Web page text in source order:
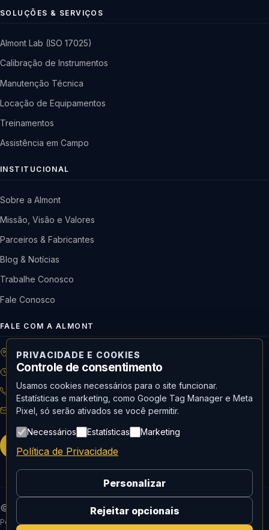
SOLUÇÕES & SERVIÇOS
Almont Lab (ISO 17025)
Calibração de Instrumentos
Manutenção Técnica
Locação de Equipamentos
Treinamentos
Assistência em Campo
INSTITUCIONAL
Sobre a Almont
Missão, Visão e Valores
Parceiros & Fabricantes
Blog & Notícias
Trabalhe Conosco
Fale Conosco
FALE COM A ALMONT
R: Horácio de Castilho, 284 Vila Maria | São Paulo-SP
08h às 18h | Seg. a Qui. | 08h às 17h | Sex.
11 3488-9300 RECEPÇÃO
recepcao@almont.com.br
Solicitar orçamento
© 2026 Almont do Brasil — Todos os direitos reservados.
Política de Privacidade
PRIVACIDADE E COOKIES
Controle de consentimento
Usamos cookies necessários para o site funcionar.
Estatísticas e marketing, como Google Tag Manager e Meta
Pixel, só serão ativados se você permitir.
Necessários Estatísticas Marketing
Política de Privacidade
Personalizar
Rejeitar opcionais